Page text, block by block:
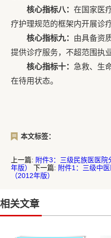
核心指标八：在国家医
疗护理规范的框架内开展诊
核心指标九： 由具备资
提供诊疗服务，不超范围执业
核心指标十： 急救、生
在待用状态。
本文标签：
上一篇: 附件3：三级民族医医
年版）
下一篇: 附件1：三级中
（2012年版）
相关文章